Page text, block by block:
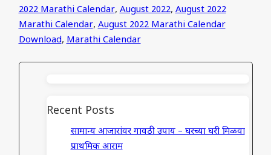
2022 Marathi Calendar,August 2022,August 2022
Marathi Calendar,August 2022 Marathi Calendar
Download,Marathi Calendar
Recent Posts
सामान्य आजारांवर गावठी उपाय – घरच्या घरी मिळवा
प्राथमिक आराम